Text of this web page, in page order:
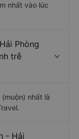
nhất vào lúc
Phòng
trễ
nhất là
- Hải